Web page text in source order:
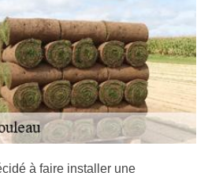
à faire installer une